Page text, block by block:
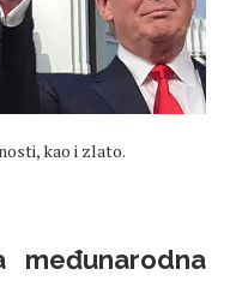
kao i zlato.
međunarodna